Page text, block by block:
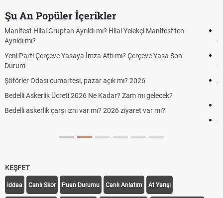
Şu An Popüler İçerikler
Kuyumcular cumartesi, pazar günü açık mı? 2026 | Kuyumcular
cumartesi-pazar günü kaça kadar açık?
Hafta Sonları Yıllık İzinden Sayılır mı? Yıllık İzin Hesaplamasında
Cumartesi ve Pazar Detayı
Aras Kargo Cumartesi-pazar açık mı? 2026 Aras Kargo
Cumartesi çalışma saatleri!
Hazırlık Maçı ve Dostluk Maçı Nedir? Resmî Maçlardan Farkları
KEŞFET
iddaa Canlı Skor Puan Durumu Canlı Anlatım At Yarışı